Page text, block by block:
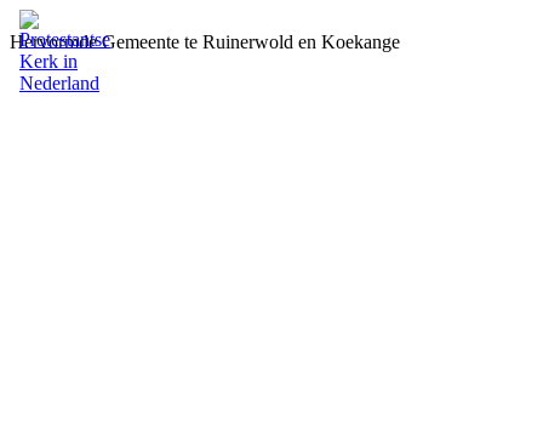
Hervormde Gemeente te Ruinerwold en Koekange